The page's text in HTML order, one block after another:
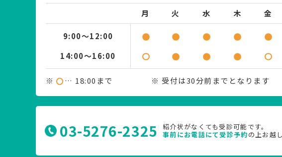
月 火 水 木 金
9:00～12:00
14:00～16:00
※ … 18:00まで ※ 受付は30分前までとなります
紹介状がなくても受診可能です。
事前にお電話にて受診予約の上お越
03-5276-2325